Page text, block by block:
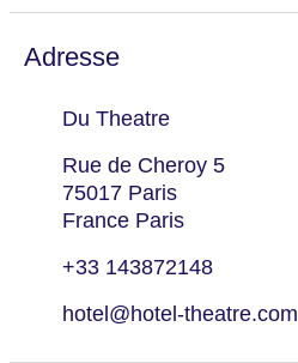
Adresse
Du Theatre
Rue de Cheroy 5
75017 Paris
France Paris
+33 143872148
hotel@hotel-theatre.com